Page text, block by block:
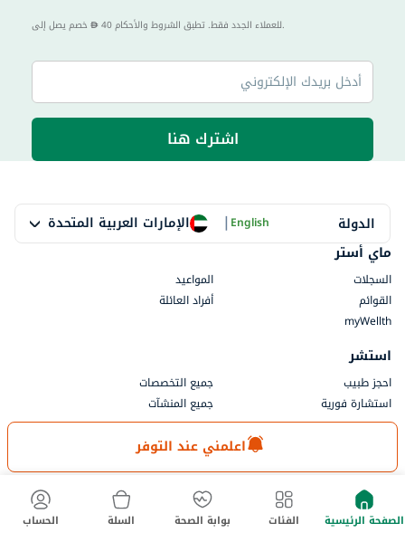
اعلمني عند التوفر
40 للعملاء الجدد فقط. تطبق الشروط والأحكام.
اشترك هنا
الدولة الإمارات العربية المتحدة |English
ماي أستر
السجلات
المواعيد
القوائم
أفراد العائلة
myWellth
استشر
احجز طبيب
جميع التخصصات
استشارة فورية
جميع المنشآت
طلباتي
العلامات التجارية
محدد موقع المتجر
الصفحة الرئيسية الفئات بوابة الصحة السلة الحساب